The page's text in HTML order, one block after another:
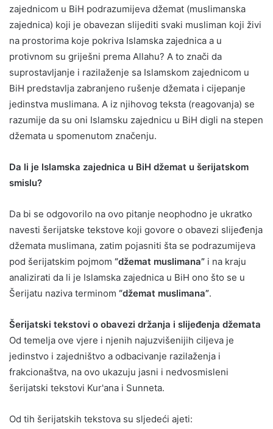
zajednicom u BiH podrazumijeva džemat (muslimanska
zajednica) koji je obavezan slijediti svaki musliman koji živi
na prostorima koje pokriva Islamska zajednica a u
protivnom su griješni prema Allahu? A to znači da
suprostavljanje i razilaženje sa Islamskom zajednicom u
BiH predstavlja zabranjeno rušenje džemata i cijepanje
jedinstva muslimana. A iz njihovog teksta (reagovanja) se
razumije da su oni Islamsku zajednicu u BiH digli na stepen
džemata u spomenutom značenju.
Da li je Islamska zajednica u BiH džemat u šerijatskom
smislu?
Da bi se odgovorilo na ovo pitanje neophodno je ukratko
navesti šerijatske tekstove koji govore o obavezi slijeđenja
džemata muslimana, zatim pojasniti šta se podrazumijeva
pod šerijatskim pojmom “džemat muslimana” i na kraju
analizirati da li je Islamska zajednica u BiH ono što se u
Šerijatu naziva terminom “džemat muslimana”.
Šerijatski tekstovi o obavezi držanja i slijeđenja džemata
Od temelja ove vjere i njenih najuzvišenijih ciljeva je
jedinstvo i zajedništvo a odbacivanje razilaženja i
frakcionaštva, na ovo ukazuju jasni i nedvosmisleni
šerijatski tekstovi Kur'ana i Sunneta.
Od tih šerijatskih tekstova su sljedeći ajeti: